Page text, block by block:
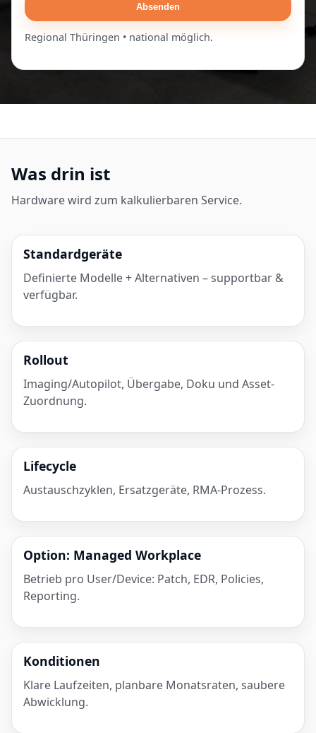
Absenden
Regional Thüringen • national möglich.
Was drin ist
Hardware wird zum kalkulierbaren Service.
Standardgeräte
Definierte Modelle + Alternativen – supportbar &
verfügbar.
Rollout
Imaging/Autopilot, Übergabe, Doku und Asset-
Zuordnung.
Lifecycle
Austauschzyklen, Ersatzgeräte, RMA-Prozess.
Option: Managed Workplace
Betrieb pro User/Device: Patch, EDR, Policies,
Reporting.
Konditionen
Klare Laufzeiten, planbare Monatsraten, saubere
Abwicklung.